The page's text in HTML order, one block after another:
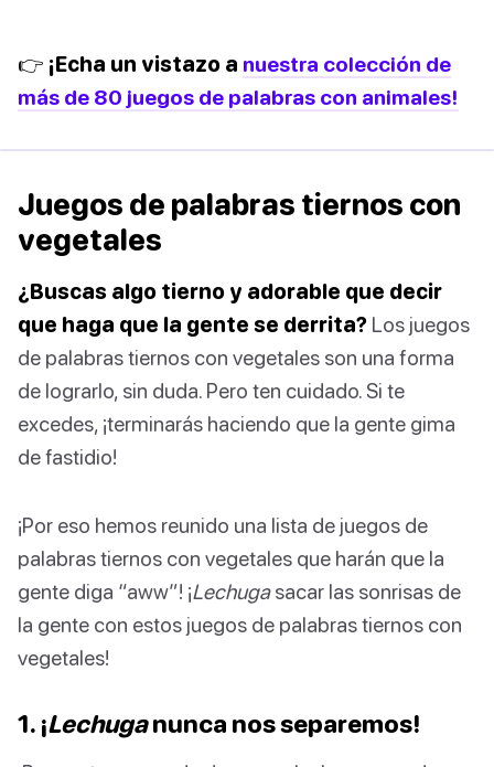
👉 ¡Echa un vistazo a nuestra colección de
más de 80 juegos de palabras con animales!
Juegos de palabras tiernos con
vegetales
¿Buscas algo tierno y adorable que decir
que haga que la gente se derrita? Los juegos
de palabras tiernos con vegetales son una forma
de lograrlo, sin duda. Pero ten cuidado. Si te
excedes, ¡terminarás haciendo que la gente gima
de fastidio!
¡Por eso hemos reunido una lista de juegos de
palabras tiernos con vegetales que harán que la
gente diga “aww”! ¡Lechugasacar las sonrisas de
la gente con estos juegos de palabras tiernos con
vegetales!
1. ¡Lechuganunca nos separemos!